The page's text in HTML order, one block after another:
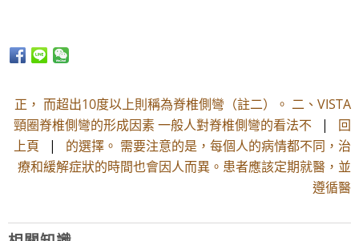
正， 而超出10度以上則稱為脊椎側彎（註二）。 二、VISTA
頸圈脊椎側彎的形成因素 一般人對脊椎側彎的看法不 | 回
上頁 | 的選擇。 需要注意的是，每個人的病情都不同，治
療和緩解症狀的時間也會因人而異。患者應該定期就醫，並
遵循醫